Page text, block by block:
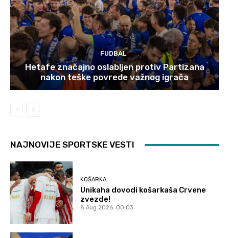
FUDBAL
Hetafe značajno oslabljen protiv Partizana
nakon teške povrede važnog igrača
NAJNOVIJE SPORTSKE VESTI
KOŠARKA
Unikaha dovodi košarkaša Crvene
zvezde!
8 Aug 2026. 00:03